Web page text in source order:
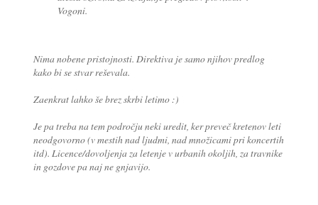
Vogoni.
Nima nobene pristojnosti. Direktiva je samo njihov predlog
kako bi se stvar reševala.
Zaenkrat lahko še brez skrbi letimo :)
Je pa treba na tem področju neki uredit, ker preveč kretenov leti
neodgovorno (v mestih nad ljudmi, nad množicami pri koncertih
itd). Licence/dovoljenja za letenje v urbanih okoljih, za travnike
in gozdove pa naj ne gnjavijo.